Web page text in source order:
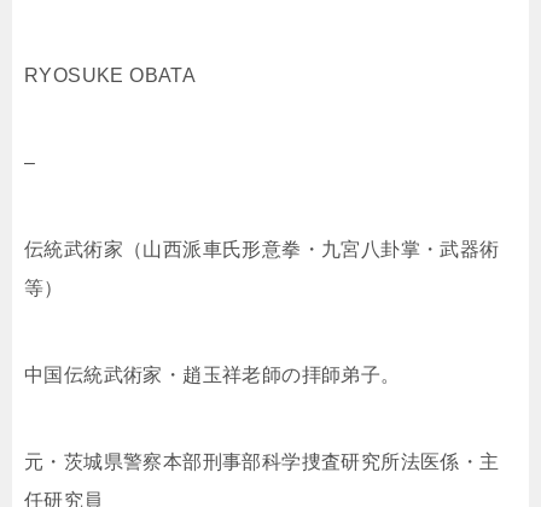
RYOSUKE OBATA
–
伝統武術家（山西派車氏形意拳・九宮八卦掌・武器術
等）
中国伝統武術家・趙玉祥老師の拝師弟子。
元・茨城県警察本部刑事部科学捜査研究所法医係・主
任研究員